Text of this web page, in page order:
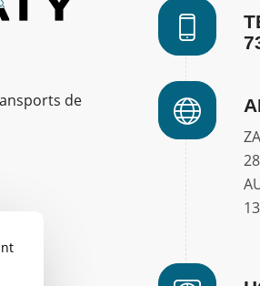
de